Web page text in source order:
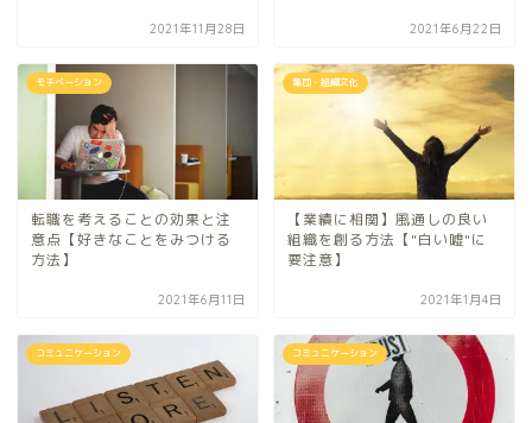
2021年11月28日 2021年6月22日
モチベーション
転職を考えることの効果と注
意点【好きなことをみつける
方法】
2021年6月11日
集団・組織文化
【業績に相関】風通しの良い
組織を創る方法【"白い嘘"に
要注意】
2021年1月4日
コミュニケーション コミュニケーション